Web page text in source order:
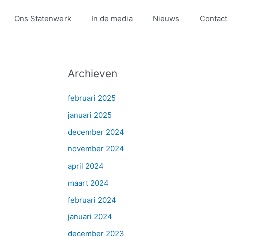
Ons Statenwerk In de media Nieuws Contact
Archieven
februari 2025
januari 2025
december 2024
november 2024
april 2024
maart 2024
februari 2024
januari 2024
december 2023